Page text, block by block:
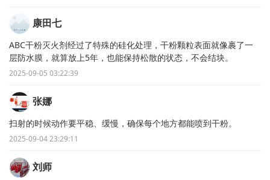
康田七
ABC干粉灭火剂经过了特殊的硅化处理，干粉颗粒表面就像裹了一
层防水膜，就算放上5年，也能保持松散的状态，不会结块。
2025-09-05 03:22:39
张娜
扫射的时候动作要平稳、缓慢，确保每个地方都能喷到干粉。
2025-09-04 23:29:11
刘师